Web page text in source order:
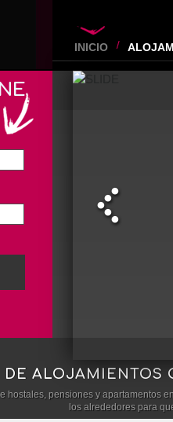
INICIO
ALOJAMIENTOS
hostales, pensiones y apartamentos
los alrededores para